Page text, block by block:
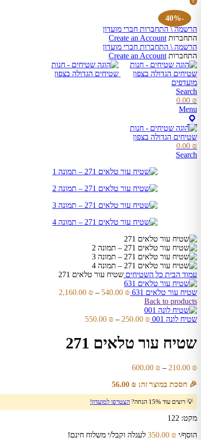
הרשמה \ התחברות חברי מועדון
התחברות Create an Account
הרשמה \ התחברות חברי מועדון
התחברות Create an Account
מועדפים
Search
0
0.00 ₪
Menu
0
0.00 ₪
Search
-40%
עמוד הבית כל השטיחים שטיח עור טלאים 271
שטיח עור טלאים 631 540.00 ₪
–
2,160.00 ₪
Back to products
שטיח לונה 001 250.00 ₪
–
550.00 ₪
שטיח עור טלאים 271
210.00 ₪
–
600.00 ₪
🎉 חסכת במוצר זה:
56.00 ₪
💡 רוצים עוד 15% הנחה? הצטרפו למועדון!
מקט: 122
הוסף/י
350.00 ₪
לעגלה וקבל/י משלוח חינם!
השאר פרטים
שם מלא
טלפון
אימייל
שלח